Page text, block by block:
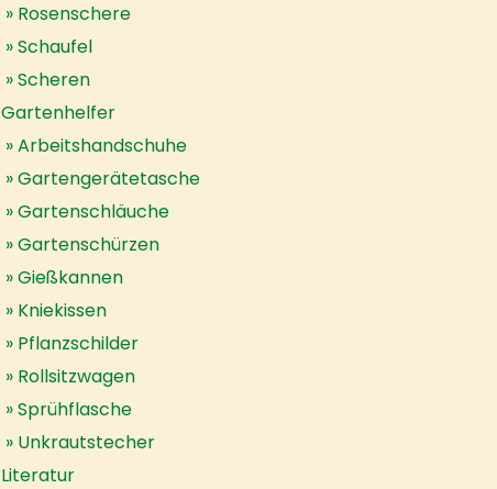
Rosenschere
Schaufel
Scheren
Gartenhelfer
Arbeitshandschuhe
Gartengerätetasche
Gartenschläuche
Gartenschürzen
Gießkannen
Kniekissen
Pflanzschilder
Rollsitzwagen
Sprühflasche
Unkrautstecher
Literatur